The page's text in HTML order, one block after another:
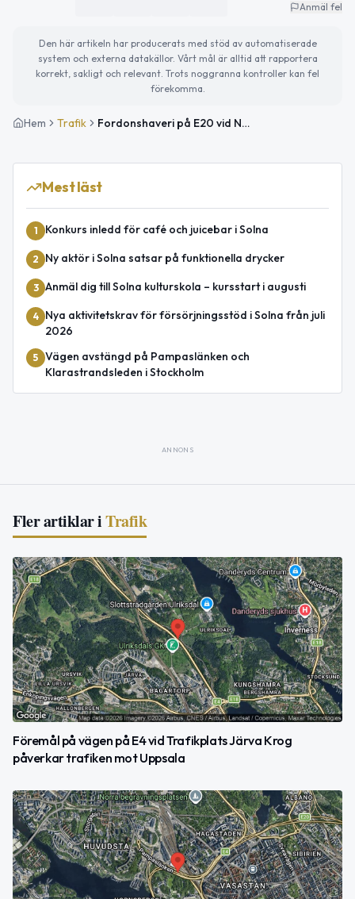
Anmäl fel
Den här artikeln har producerats med stöd av automatiserade
system och externa datakällor. Vårt mål är alltid att rapportera
korrekt, sakligt och relevant. Trots noggranna kontroller kan fel
förekomma.
Hem Trafik Fordonshaveri på E20 vid Norrtullstunneln påverkar trafiken mot Södertälje
Mest läst
1 Konkurs inledd för café och juicebar i Solna
2 Ny aktör i Solna satsar på funktionella drycker
3 Anmäl dig till Solna kulturskola – kursstart i augusti
4
Nya aktivitetskrav för försörjningsstöd i Solna från juli
2026
5 Vägen avstängd på Pampaslänken och
Klarastrandsleden i Stockholm
ANNONS
Fler artiklar iTrafik
Föremål på vägen på E4 vid Trafikplats Järva Krog
påverkar trafiken mot Uppsala